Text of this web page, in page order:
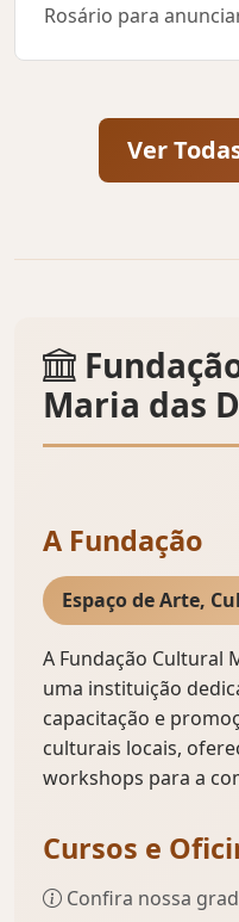
Rosário para
Ver
Maria das
A Fundação
Espaço de Arte,
A Fundação Cultural
uma instituição
capacitação e
culturais locais,
workshops para a
Cursos e
Confira nossa